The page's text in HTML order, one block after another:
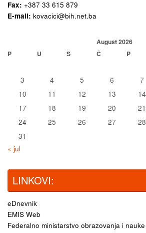
Fax: +387 33 615 879
E-mail: kovacici@bih.net.ba
August 2026
P
U S Č P
3
4 5 6 7
10
11 12 13 14
17
18 19 20 21
24
25 26 27 28
31
« jul
LINKOVI:
eDnevnik
EMIS Web
Federalno ministarstvo obrazovanja i nauke